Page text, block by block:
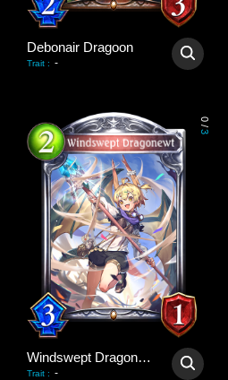
Debonair Dragoon
Trait : -
0
/
3
Windswept Dragonewt
Trait : -